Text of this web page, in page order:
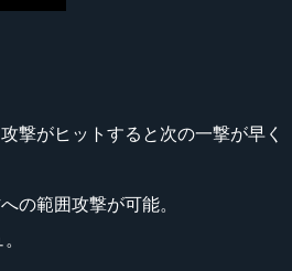
撃がヒットすると次の一撃が早く
の範囲攻撃が可能。